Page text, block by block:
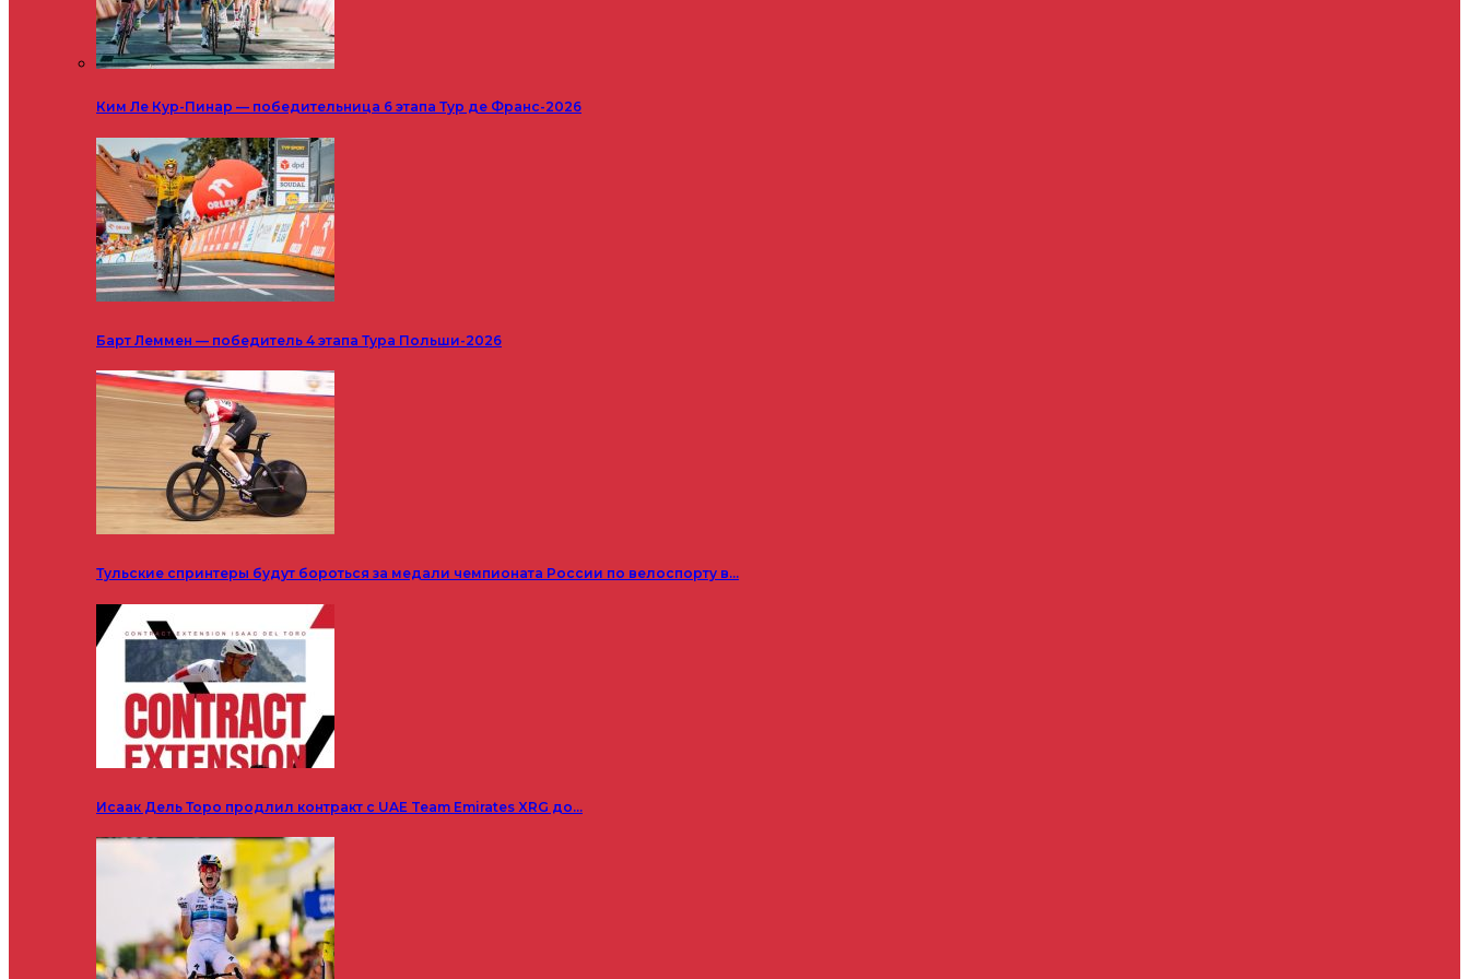
Ким Ле Кур-Пинар — победительница 6 этапа Тур де Франс-2026
Барт Леммен — победитель 4 этапа Тура Польши-2026
Тульские спринтеры будут бороться за медали чемпионата России по велоспорту в…
Исаак Дель Торо продлил контракт с UAE Team Emirates XRG до…